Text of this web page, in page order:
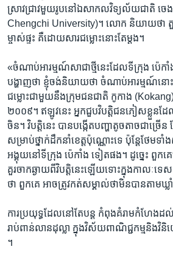
ស្រាវជ្រាវ​មួយ​រូប​នៅឯ​សាកល​វិទ្យល័យ​ជាតិ ចេង
Chengchi University)។ លោក និយាយ​ថា ​តួ
ម្ចាស់ផ្ទះ​ គឺ​ដោយ​សារជម្លោះ​នោះ​តែម្តង។
«ចំណាប់​អារម្មណ៍​សាជាថ្មីនេះ​ដែល​ទីក្រុង ប៉េក
បង្ហាញថា ខ្ញុំ​ចង់និយាយ​ថា ​ចំណាប់អារម្មណ៍​នោ
ជម្លោះ​ជាមួយ​នឹង​ក្រុម​ជនជាតិ កូកាង
២០០៩។ ឥឡូវនេះ អ្នកជួប​វិបត្តិ​ជនភៀសខ្លួន​ដ
ចិន។ វិបត្តិនេះ​ បានបង្កើតបញ្ហាតូចតាចជាច្រើ
សម្រាប់​ថ្នាក់ដឹកនាំ​ខេត្ត​ប៉ុណ្ណោះ​ទេ ប៉ុន្តែ​ថែមទ
អង្គុយ​នៅទីក្រុង ប៉េកាំង ទៀតផង។ ដូច្នេះ ពួកគ
គួរចាក​ឆ្ងាយ​ពី​វិបត្តិនេះឡើយ​ទោះក្នុង​កាលៈទ
ថា ពួកគេ​ អាច​ត្រូវកត់​សម្គាល់​ថាមិន​បាន​តាមឃ្ល
ការប្រយុទ្ធដែល​នៅតែ​បន្ត កំពុងគំរាម​កំហែង​ដ
រាប់ពាន់​លាន​ដុល្លា ក្នុង​វិស័យពាណិជ្ជកម្ម​និង​
។